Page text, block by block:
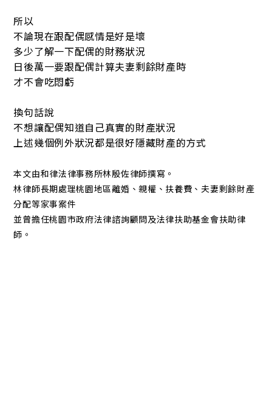
所以
不論現在跟配偶感情是好是壞
多少了解一下配偶的財務狀況
日後萬一要跟配偶計算夫妻剩餘財產時
才不會吃悶虧
換句話說
不想讓配偶知道自己真實的財產狀況
上述幾個例外狀況都是很好隱藏財產的方式
本文由和律法律事務所林殷佐律師撰寫。
林律師長期處理桃園地區離婚、親權、扶養費、夫妻剩餘財產
分配等家事案件
並曾擔任桃園市政府法律諮詢顧問及法律扶助基金會扶助律
師。